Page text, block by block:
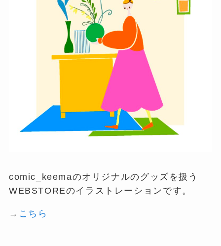
comic_keemaのオリジナルのグッズを扱う
WEBSTOREのイラストレーションです。
→ こちら